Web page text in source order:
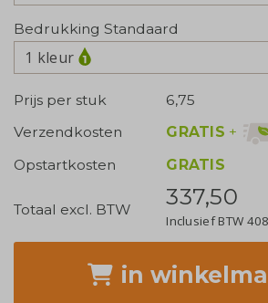
Bedrukking Standaard
1 kleur
Prijs per stuk
6,75
Verzendkosten
GRATIS +
Opstartkosten
GRATIS
Totaal excl. BTW 337,50
Inclusief BTW
in